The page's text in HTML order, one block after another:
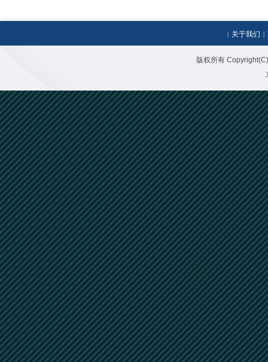
| 关于我们 |
版权所有